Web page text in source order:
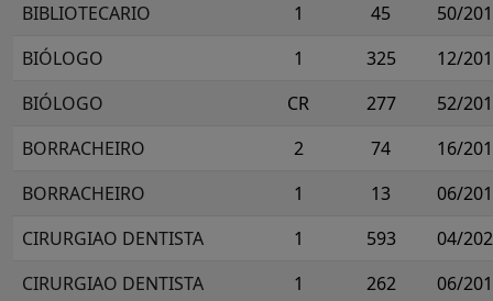
BIBLIOTECARIO
1 45
50/
BIÓLOGO
1 325
12/
BIÓLOGO
CR 277
52/
BORRACHEIRO
2 74
16/
BORRACHEIRO
1 13
06/
CIRURGIAO DENTISTA
1 593
04/
CIRURGIAO DENTISTA
1 262
06/